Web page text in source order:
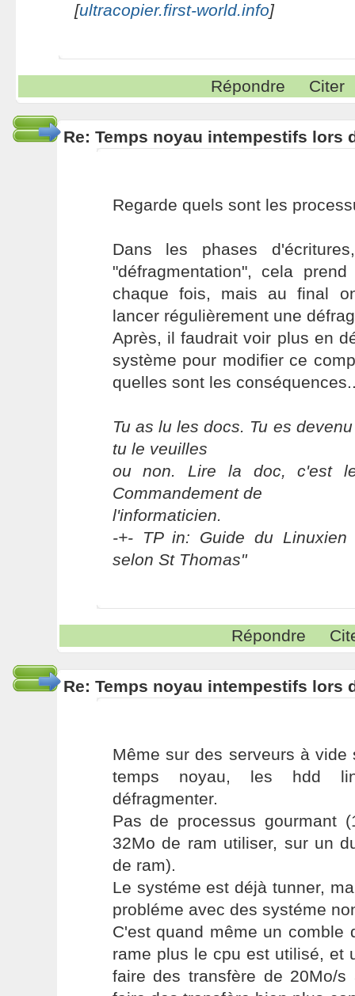
[ultracopier.first-world.info]
Répondre Citer
Re: Temps noyau intempestifs lors
Regarde quels sont les
Dans les phases
"défragmentation", cela
chaque fois, mais au final
lancer régulièrement une
Après, il faudrait voir plus en
système pour modifier ce
quelles sont les
Tu as lu les docs. Tu es
tu le veuilles
ou non. Lire la doc, c'est
Commandement de
l'informaticien.
-+- TP in: Guide du Linuxien
selon St Thomas"
Répondre
Re: Temps noyau intempestifs lors
Même sur des serveurs à
temps noyau, les hdd
défragmenter.
Pas de processus gourmant
32Mo de ram utiliser, sur un
de ram).
Le systéme est déjà tunner,
probléme avec des systéme
C'est quand même un comble
rame plus le cpu est utilisé, et
faire des transfère de 20Mo/